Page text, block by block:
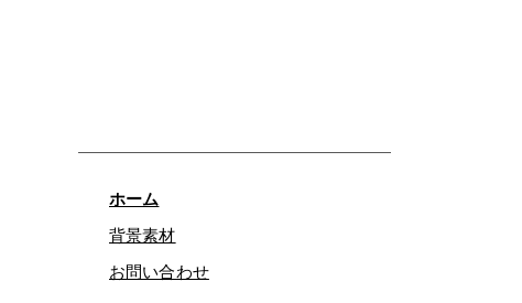
ホーム
背景素材
お問い合わせ